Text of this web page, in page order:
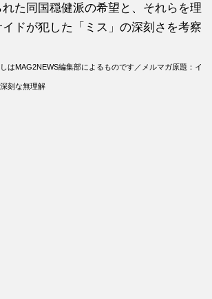
た同国穏健派の希望と、それらを理
ドが犯した「ミス」の深刻さを考察
はMAG2NEWS編集部によるものです／メルマガ原題：イ
刻な無理解